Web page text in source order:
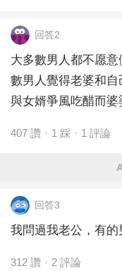
回答2
大多數男人都不愿
數男人覺得老婆和
與女婿爭風吃醋而
407 讚 · 1 踩 · 1 評論
回答3
我問過我老公，有
312 讚 · 2 評論